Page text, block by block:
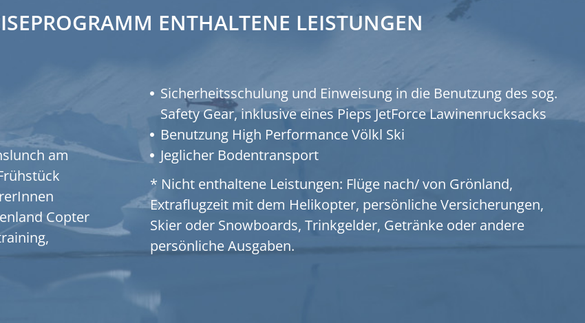
ENTHALTENE LEISTUNGEN
am
Copter
Sicherheitsschulung und Einweisung in die Benutzung des sog.
Safety Gear, inklusive eines Pieps JetForce Lawinenrucksacks
Benutzung High Performance Völkl Ski
Jeglicher Bodentransport
* Nicht enthaltene Leistungen: Flüge nach/ von Grönland,
Extraflugzeit mit dem Helikopter, persönliche Versicherungen,
Skier oder Snowboards, Trinkgelder, Getränke oder andere
persönliche Ausgaben.